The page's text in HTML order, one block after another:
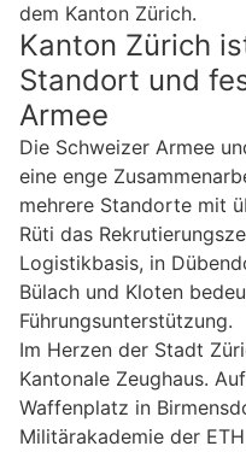
dem Kanton Zürich.
Kanton Zürich
Standort und
Armee
Die Schweizer Armee
eine enge
mehrere Standorte mit
Rüti das
Logistikbasis, in
Bülach und Kloten
Führungsunterstützung.
Im Herzen der Stadt
Kantonale Zeughaus.
Waffenplatz in
Militärakademie der